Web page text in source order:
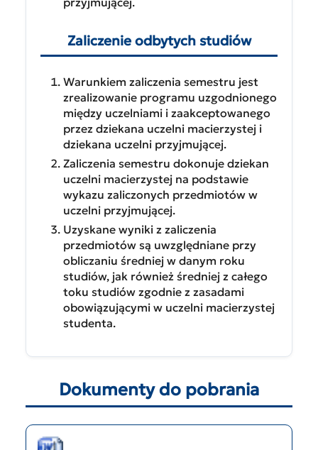
Zaliczenie odbytych studiów
Warunkiem zaliczenia semestru jest
zrealizowanie programu uzgodnionego
między uczelniami i zaakceptowanego
przez dziekana uczelni macierzystej i
dziekana uczelni przyjmującej.
Zaliczenia semestru dokonuje dziekan
uczelni macierzystej na podstawie
wykazu zaliczonych przedmiotów w
uczelni przyjmującej.
Uzyskane wyniki z zaliczenia
przedmiotów są uwzględniane przy
obliczaniu średniej w danym roku
studiów, jak również średniej z całego
toku studiów zgodnie z zasadami
obowiązującymi w uczelni macierzystej
studenta.
Dokumenty do pobrania